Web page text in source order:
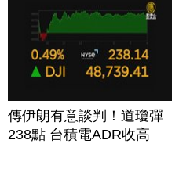
傳伊朗有意談判！道瓊彈
238點 台積電ADR收高